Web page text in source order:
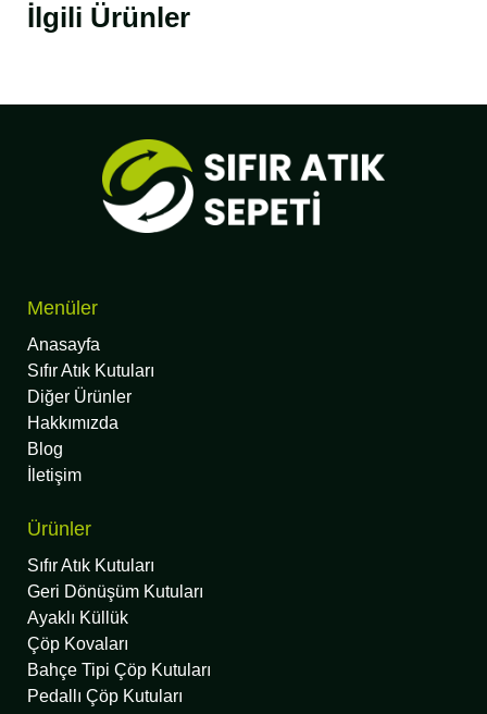
İlgili Ürünler
Menüler
Anasayfa
Sıfır Atık Kutuları
Diğer Ürünler
Hakkımızda
Blog
İletişim
Ürünler
Sıfır Atık Kutuları
Geri Dönüşüm Kutuları
Ayaklı Küllük
Çöp Kovaları
Bahçe Tipi Çöp Kutuları
Pedallı Çöp Kutuları